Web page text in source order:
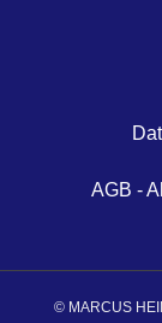
AGB -
© MARCUS